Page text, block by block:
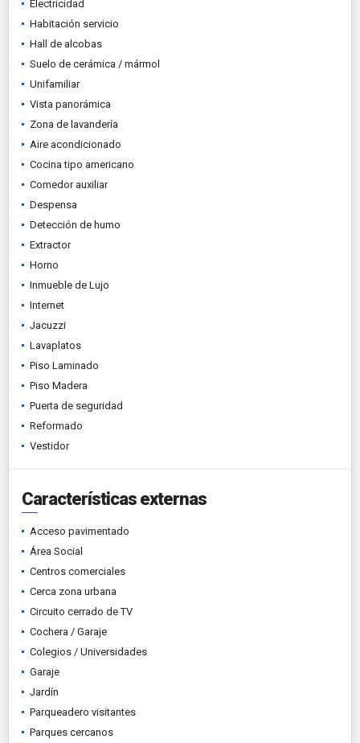
Electricidad
Habitación servicio
Hall de alcobas
Suelo de cerámica / mármol
Unifamiliar
Vista panorámica
Zona de lavandería
Aire acondicionado
Cocina tipo americano
Comedor auxiliar
Despensa
Detección de humo
Extractor
Horno
Inmueble de Lujo
Internet
Jacuzzi
Lavaplatos
Piso Laminado
Piso Madera
Puerta de seguridad
Reformado
Vestidor
Características externas
Acceso pavimentado
Área Social
Centros comerciales
Cerca zona urbana
Circuito cerrado de TV
Cochera / Garaje
Colegios / Universidades
Garaje
Jardín
Parqueadero visitantes
Parques cercanos